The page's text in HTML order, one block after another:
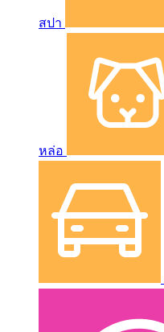
สปา
หล่อ